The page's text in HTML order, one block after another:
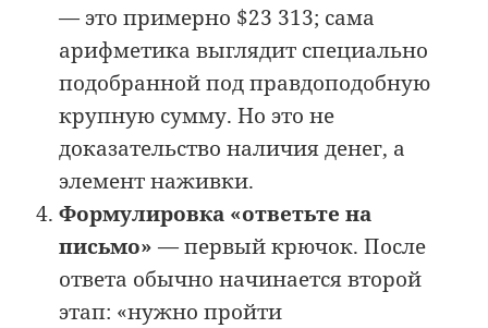
— это примерно $23 313; сама
арифметика выглядит специально
подобранной под правдоподобную
крупную сумму. Но это не
доказательство наличия денег, а
элемент наживки.
Формулировка «ответьте на
письмо» — первый крючок. После
ответа обычно начинается второй
этап: «нужно пройти